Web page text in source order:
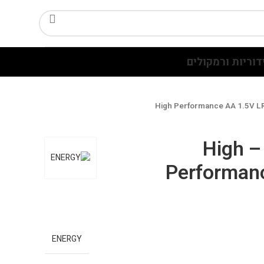
ורמקולים
סוללות אלקליין – High
ENERGY